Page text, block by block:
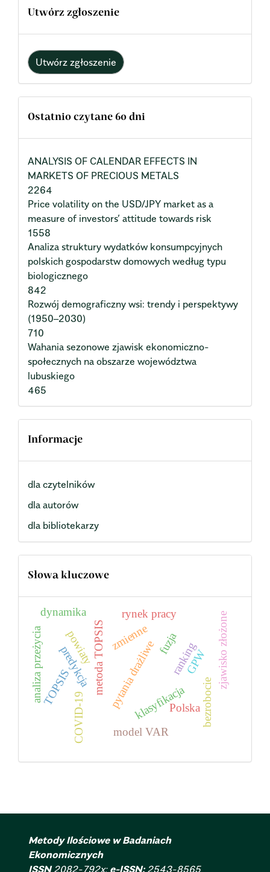
Utwórz zgłoszenie
Utwórz zgłoszenie
Ostatnio czytane 60 dni
ANALYSIS OF CALENDAR EFFECTS IN
MARKETS OF PRECIOUS METALS
2264
Price volatility on the USD/JPY market as a
measure of investors’ attitude towards risk
1558
Analiza struktury wydatków konsumpcyjnych
polskich gospodarstw domowych według typu
biologicznego
842
Rozwój demograficzny wsi: trendy i perspektywy
(1950–2030)
710
Wahania sezonowe zjawisk ekonomiczno-
społecznych na obszarze województwa
lubuskiego
465
Informacje
dla czytelników
dla autorów
dla bibliotekarzy
Słowa kluczowe
ranking
pytania drażliweklasyfikacja
metoda TOPSIS
predykcja GPW
bezrobocie
rynek pracy
TOPSIS
Polska
analiza przeżycia
COVID-19
fuzja
zmienne zjawisko złożone
model VAR
dynamika
powiaty
Metody Ilościowe w Badaniach
Ekonomicznych
ISSN2082-792x; e-ISSN: 2543-8565